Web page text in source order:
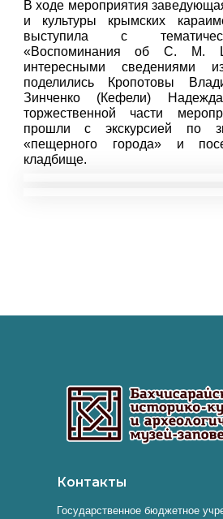
В ходе мероприятия
и культуры крымских
выступила с
«Воспоминания об С. М.
интересными сведениями
поделились Кропотовы
Зинченко (Кефели)
торжественной части
прошли с экскурсией по
«пещерного города» и
кладбище.
Контакты
Государственное бюджетное